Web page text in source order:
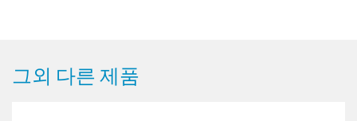
그외 다른 제품